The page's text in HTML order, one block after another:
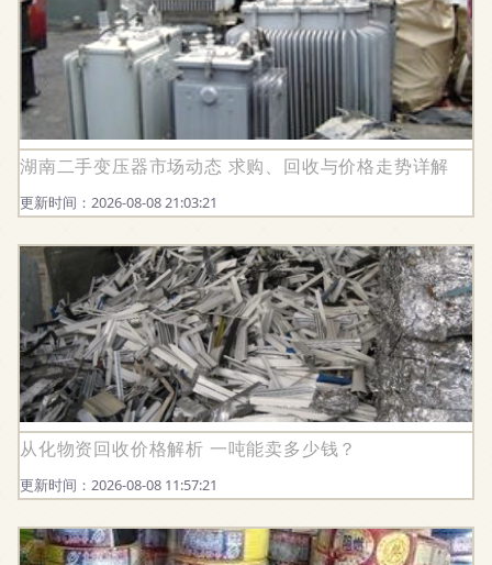
湖南二手变压器市场动态 求购、回收与价格走势详解
更新时间：2026-08-08 21:03:21
从化物资回收价格解析 一吨能卖多少钱？
更新时间：2026-08-08 11:57:21